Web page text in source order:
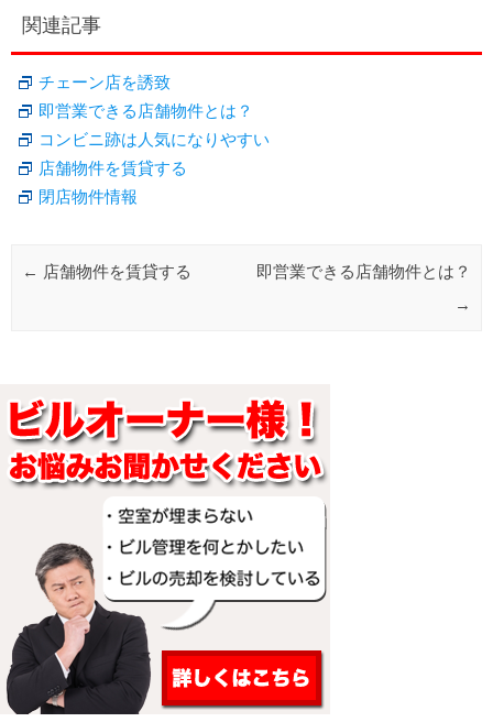
関連記事
チェーン店を誘致
即営業できる店舗物件とは？
コンビニ跡は人気になりやすい
店舗物件を賃貸する
閉店物件情報
Post navigation
← 店舗物件を賃貸する
即営業できる店舗物件とは？
→